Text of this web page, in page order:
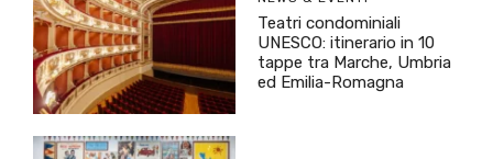
Teatri condominiali
UNESCO: itinerario in 10
tappe tra Marche, Umbria
ed Emilia-Romagna